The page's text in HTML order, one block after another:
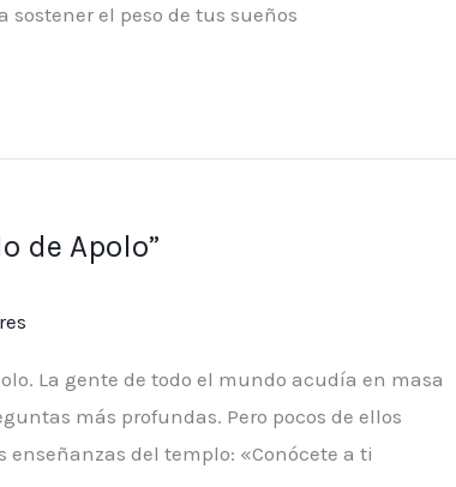
el peso de tus sueños
de Apolo”
La gente de todo el mundo acudía en masa
más profundas. Pero pocos de ellos
del templo: «Conócete a ti